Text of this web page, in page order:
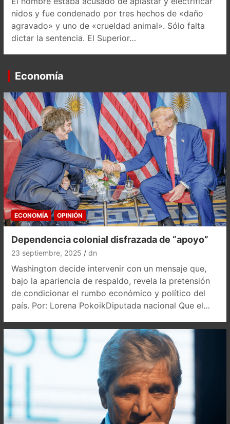
nidos y fue condenado por tres hechos de «daño
agravado» y uno de «crueldad animal». Sólo falta
dictar la sentencia. El Superior…
Economía
ECONOMÍA OPINIÓN
Dependencia colonial disfrazada de “apoyo”
23 septiembre, 2025 dn
Washington decide intervenir con un mensaje que,
bajo la apariencia de respaldo, revela la pretensión
de condicionar el rumbo económico y político del
país. Por: Lorena PokoikDiputada nacional Que el…